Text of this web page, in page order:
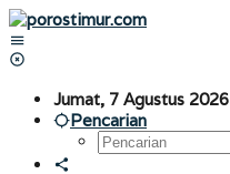
Lewati
ke
konten
Jumat, 7 Agustus 2026
Pencarian